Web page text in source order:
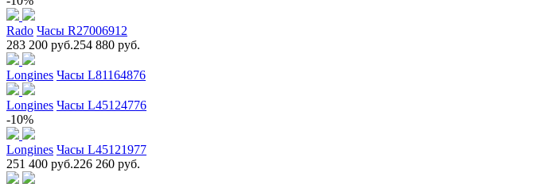
Rado Часы R27006912
283 200 руб.254 880 руб.
Longines Часы L81164876
Longines Часы L45124776
-10%
Longines Часы L45121977
251 400 руб.226 260 руб.